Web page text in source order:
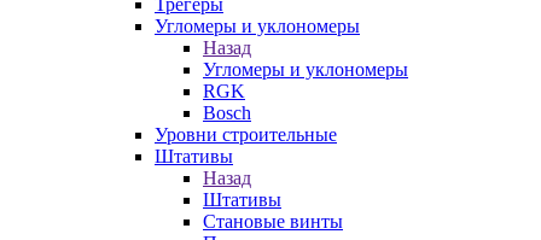
Трегеры
Угломеры и уклономеры
Назад
Угломеры и уклономеры
RGK
Bosch
Уровни строительные
Штативы
Назад
Штативы
Становые винты